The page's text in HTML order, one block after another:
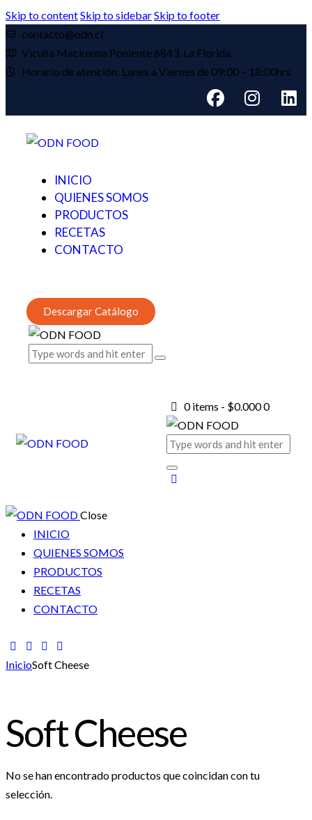
Skip to contentSkip to sidebarSkip to footer
contacto@odn.cl
Vicuña Mackenna Poniente 6843, La Florida.
Horario de atención: Lunes a Viernes de 09:00 – 18:00hrs
INICIO
QUIENES SOMOS
PRODUCTOS
RECETAS
CONTACTO
Descargar Catálogo
0 items - $0.0000
Close
INICIO
QUIENES SOMOS
PRODUCTOS
RECETAS
CONTACTO
InicioSoft Cheese
Soft Cheese
No se han encontrado productos que coincidan con tu
selección.